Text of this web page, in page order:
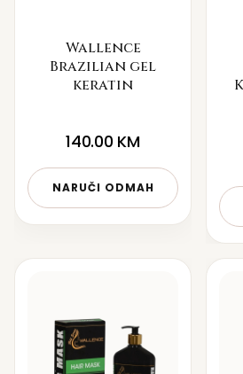
Wallence
Brazilian gel
keratin
140.00 KM
NARUČI ODMAH